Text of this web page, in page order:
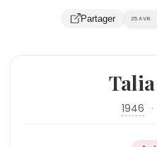
Partager 25 AVR.
1946 ·